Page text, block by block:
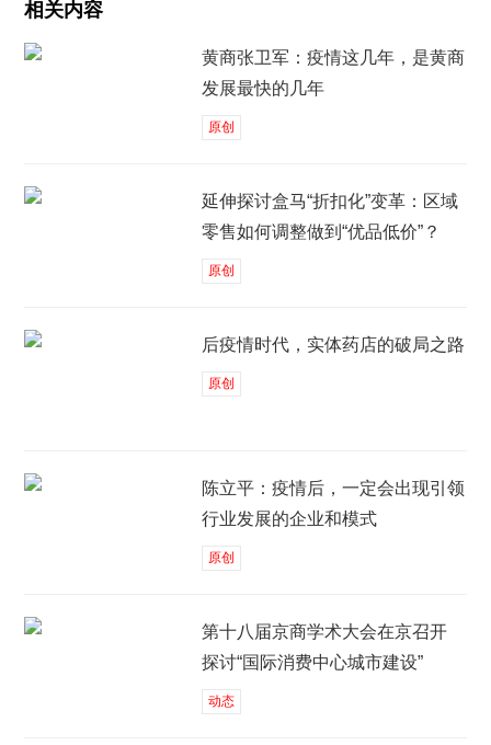
相关内容
黄商张卫军：疫情这几年，是黄商
发展最快的几年
原创
延伸探讨盒马“折扣化”变革：区域
零售如何调整做到“优品低价”？
原创
后疫情时代，实体药店的破局之路
原创
陈立平：疫情后，一定会出现引领
行业发展的企业和模式
原创
第十八届京商学术大会在京召开
探讨“国际消费中心城市建设”
动态